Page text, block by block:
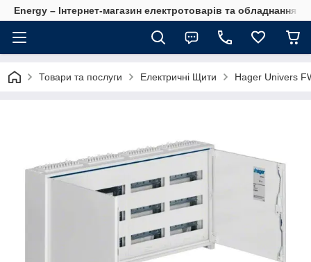
Energy – Інтернет-магазин електротоварів та обладнання
Товари та послуги Електричні Щити Hager Univers